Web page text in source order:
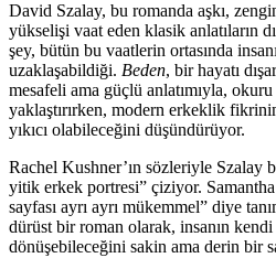
David Szalay, bu romanda aşkı,
yükselişi vaat eden klasik anlatıların
şey, bütün bu vaatlerin ortasında
uzaklaşabildiği. Beden, bir hayatı
mesafeli ama güçlü anlatımıyla,
yaklaştırırken, modern erkeklik
yıkıcı olabileceğini düşündürüyor.
Rachel Kushner’ın sözleriyle Szalay
yitik erkek portresi” çiziyor.
sayfası ayrı ayrı mükemmel” diye
dürüst bir roman olarak, insanın kendi
dönüşebileceğini sakin ama derin bir